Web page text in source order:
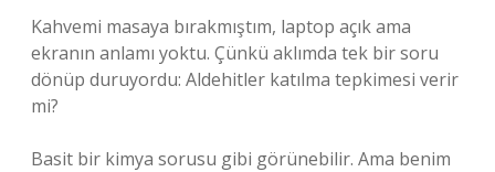
Kahvemi masaya bırakmıştım, laptop açık ama
ekranın anlamı yoktu. Çünkü aklımda tek bir soru
dönüp duruyordu: Aldehitler katılma tepkimesi verir
mi?
Basit bir kimya sorusu gibi görünebilir. Ama benim